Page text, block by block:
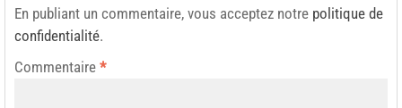
En publiant un commentaire, vous acceptez notre politique de
confidentialité.
Commentaire *